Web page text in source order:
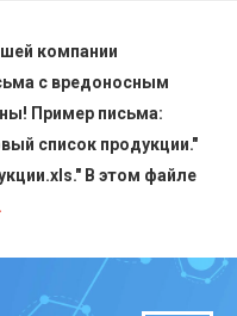
компании
с вредоносным
Пример письма:
список продукции."
В этом файле